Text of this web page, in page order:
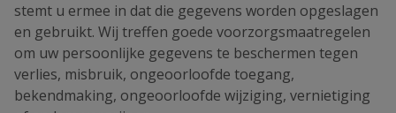
stemt u ermee in dat die gegevens worden opgeslagen
en gebruikt. Wij treffen goede voorzorgsmaatregelen
om uw persoonlijke gegevens te beschermen tegen
verlies, misbruik, ongeoorloofde toegang,
bekendmaking, ongeoorloofde wijziging, vernietiging